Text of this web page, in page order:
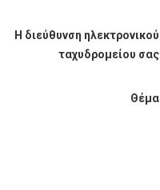
Η διεύθυνση ηλεκτρονικού
ταχυδρομείου σας
Θέμα